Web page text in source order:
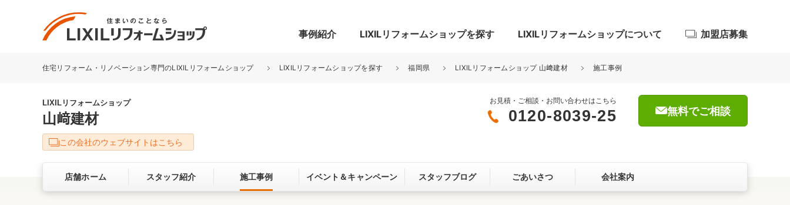
事例紹介
リフォーム事例を探す
キッチン
洗面化粧室 トイレ 玄関まわり 門まわり 屋根・外壁
ベランダ・バルコニー ガーデンスペース カースペース
LIXILリフォームショップを探す LIXILリフォームショップについて
LIXILリフォームショップについて
サービス向上・品質改善の取り組み お客さま満足度アンケート
ここちいい暮らしをつくる、価値・性能向上
加盟店募集
住宅リフォーム・リノベーション専門のLIXILリフォームショップ LIXILリフォームショップを探す 福岡県 LIXILリフォームショップ 山﨑建材 施工事例
LIXILリフォームショップ
山﨑建材
お見積・ご相談・お問い合わせはこちら
0120-8039-25 無料でご相談
この会社のウェブサイトはこちら
店舗ホーム スタッフ紹介 施工事例 イベント＆キャンペーン スタッフブログ ごあいさつ 会社案内